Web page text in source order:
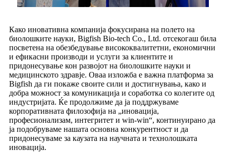
Како иновативна компанија фокусирана на полето на
биолошките науки, Bigfish Bio-tech Co., Ltd. отсекогаш била
посветена на обезбедување висококвалитетни, економични
и ефикасни производи и услуги за клиентите и
придонесување кон развојот на биолошките науки и
медицинското здравје. Оваа изложба е важна платформа за
Bigfish да ги покаже своите сили и достигнувања, како и
добра можност за комуникација и соработка со колегите од
индустријата. Ќе продолжиме да ја поддржуваме
корпоративната филозофија на „иновација,
професионализам, интегритет и win-win“, континуирано да
ја подобруваме нашата основна конкурентност и да
придонесуваме за каузата на научната и технолошката
иновација.